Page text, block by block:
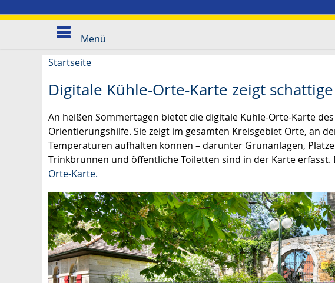
Menü
Startseite
Digitale Kühle-Orte-Karte zeigt
An heißen Sommertagen bietet die digitale Kühle-Orte-Karte
Orientierungshilfe. Sie zeigt im gesamten Kreisgebiet Orte, an
Temperaturen aufhalten können – darunter Grünanlagen,
Trinkbrunnen und öffentliche Toiletten sind in der Karte
Orte-Karte.